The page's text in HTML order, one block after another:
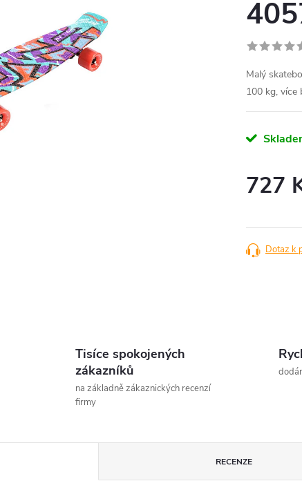
Malý
100 kg, více
727
Dotaz k
Tisíce spokojených
zákazníků
na základně zákaznických recenzí
firmy
RECENZE